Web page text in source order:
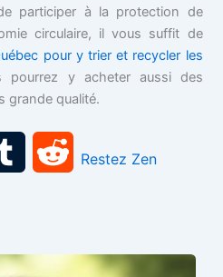
participer à la protection de
circulaire, il vous suffit de
pour y trier et recycler les
pourrez y acheter aussi des
grande qualité.
RRestez Zen